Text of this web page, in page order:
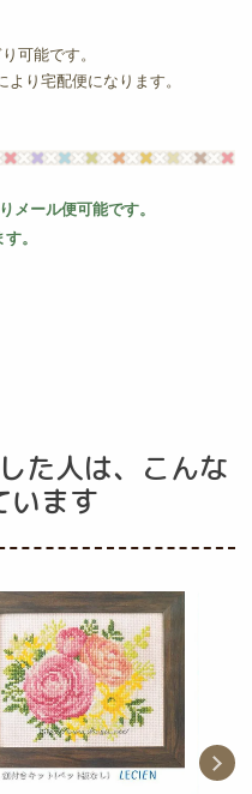
可能です。
り宅配便になります。
メール便可能です。
。
た人は、こんな
います